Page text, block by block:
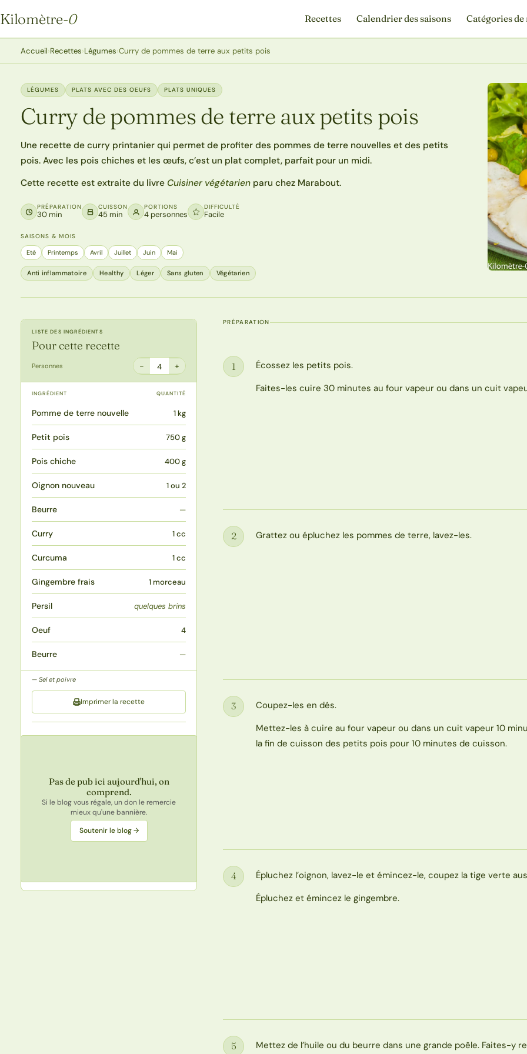
Kilomètre-0
Kilomètre-0
Recettes Calendrier des saisons Catégories
Accueil›Recettes›Légumes›Curry de pommes de terre aux petits pois
LÉGUMES PLATS AVEC DES OEUFS PLATS UNIQUES
Curry de pommes de terre aux petits pois
Une recette de curry printanier qui permet de profiter des pommes de terre nouvelles et des petits
pois. Avec les pois chiches et les œufs, c’est un plat complet, parfait pour un midi.
Cette recette est extraite du livre Cuisiner végétarien paru chez Marabout.
PRÉPARATION
30 min
CUISSON
45 min
PORTIONS
4 personnes
DIFFICULTÉ
Facile
SAISONS & MOIS
Eté Printemps Avril Juillet Juin Mai
Anti inflammatoire Healthy Léger Sans gluten Végétarien
LISTE DES INGRÉDIENTS
Pour cette recette
Personnes − 4 +
INGRÉDIENT QUANTITÉ
Pomme de terre nouvelle 1 kg
Petit pois 750 g
Pois chiche 400 g
Oignon nouveau 1 ou 2
Beurre —
Curry 1 cc
Curcuma 1 cc
Gingembre frais 1 morceau
Persil quelques brins
Oeuf 4
Beurre —
Sel et poivre
Imprimer la recette
Pas de pub ici aujourd'hui, on
comprend.
Si le blog vous régale, un don le remercie
mieux qu'une bannière.
Soutenir le blog →
PRÉPARATION
Étape
1
Écossez les petits pois.
Faites-les cuire 30 minutes au four vapeur ou dans un cuit
Étape
2 Grattez ou épluchez les pommes de terre, lavez-les.
Étape
3
Coupez-les en dés.
Mettez-les à cuire au four vapeur ou dans un cuit vapeur 10
la fin de cuisson des petits pois pour 10 minutes de cuisson.
Étape
4
Épluchez l’oignon, lavez-le et émincez-le, coupez la tige verte
Épluchez et émincez le gingembre.
5
Mettez de l’huile ou du beurre dans une grande poêle. Faites-y